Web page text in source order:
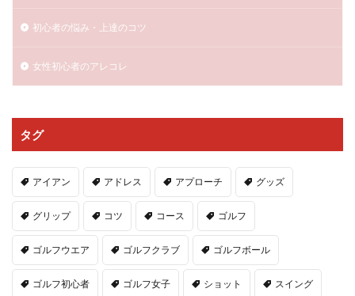
初心者の悩み・上達のコツ
女性初心者のアレコレ
タグ
アイアン アドレス アプローチ グッズ
グリップ コツ コース ゴルフ
ゴルフウエア ゴルフクラブ ゴルフボール
ゴルフ初心者 ゴルフ女子 ショット スイング